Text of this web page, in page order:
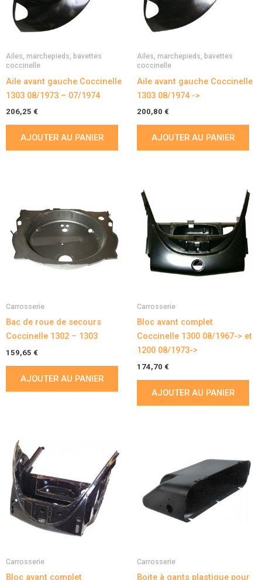
Ailes, marchepieds, bavettes
coccinelle
Aile avant gauche Coccinelle
1303 08/1973 – 07/1974
206,25 €
AJOUTER AU PANIER
Ailes, marchepieds, bavettes
coccinelle
Aile avant gauche Coccinelle
1303 08/1974 ->
200,80 €
AJOUTER AU PANIER
Carrosserie
Bac de roue de secours
Coccinelle 1302 – 1303
159,65 €
AJOUTER AU PANIER
Carrosserie
Bloc avant complet
Coccinelle 1300 08/1967-> et
1200 08/1973->
174,70 €
AJOUTER AU PANIER
Carrosserie
Bloc avant complet
Carrosserie
Boite à gants plastique pour